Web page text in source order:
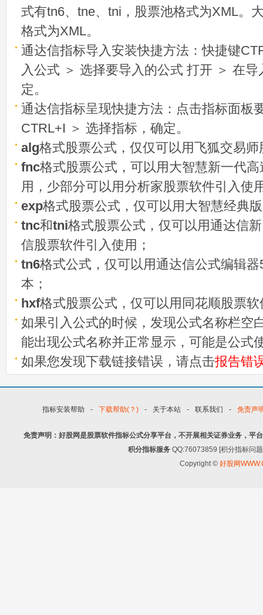
式有tn6、tne、tni，股票池格式为XML。
格式为XML。
通达信指标导入安装快捷方法：快捷键
入公式 ＞ 选择要导入的公式 打开 ＞ 在
定。
通达信指标呈现快捷方法：点击指标面板
CTRL+I ＞ 选择指标，确定。
alg格式股票公式，仅仅可以用飞狐交易
fnc格式股票公式，可以用大智慧新一代
用，少部分可以用分析家股票软件引入使
exp格式股票公式，仅可以用大智慧经典
tnc和tni格式股票公式，仅可以用通达信
信股票软件引入使用；
tn6格式公式，仅可以用通达信公式编辑
本；
hxf格式股票公式，仅可以用同花顺股票
如果引入公式的时候，发现公式名称栏空
能出现公式名称并正常显示，可能是公式
如果您发现下载链接错误，请点击报告错
指标安装帮助 - 下载帮助(？) - 关于本站 - 联系我们 - 免责声
免责声明：好股网是股票软件指标公式分享平台，不开展相关证券业务，平
积分指标服务 QQ:76073859 [积分指标问
Copyright © 好股网